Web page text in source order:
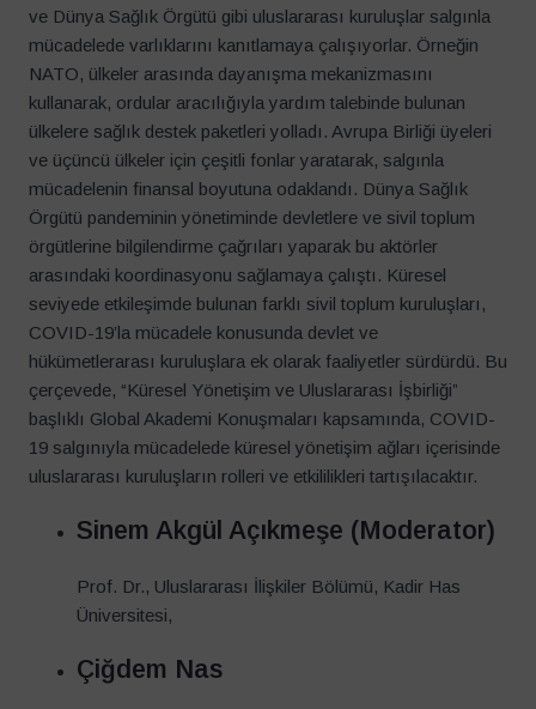
ve Dünya Sağlık Örgütü gibi uluslararası kuruluşlar salgınla
mücadelede varlıklarını kanıtlamaya çalışıyorlar. Örneğin
NATO, ülkeler arasında dayanışma mekanizmasını
kullanarak, ordular aracılığıyla yardım talebinde bulunan
ülkelere sağlık destek paketleri yolladı. Avrupa Birliği üyeleri
ve üçüncü ülkeler için çeşitli fonlar yaratarak, salgınla
mücadelenin finansal boyutuna odaklandı. Dünya Sağlık
Örgütü pandeminin yönetiminde devletlere ve sivil toplum
örgütlerine bilgilendirme çağrıları yaparak bu aktörler
arasındaki koordinasyonu sağlamaya çalıştı. Küresel
seviyede etkileşimde bulunan farklı sivil toplum kuruluşları,
COVID-19’la mücadele konusunda devlet ve
hükümetlerarası kuruluşlara ek olarak faaliyetler sürdürdü. Bu
çerçevede, “Küresel Yönetişim ve Uluslararası İşbirliği”
başlıklı Global Akademi Konuşmaları kapsamında, COVID-
19 salgınıyla mücadelede küresel yönetişim ağları içerisinde
uluslararası kuruluşların rolleri ve etkililikleri tartışılacaktır.
Sinem Akgül Açıkmeşe (Moderator)
Prof. Dr., Uluslararası İlişkiler Bölümü, Kadir Has
Üniversitesi,
Çiğdem Nas